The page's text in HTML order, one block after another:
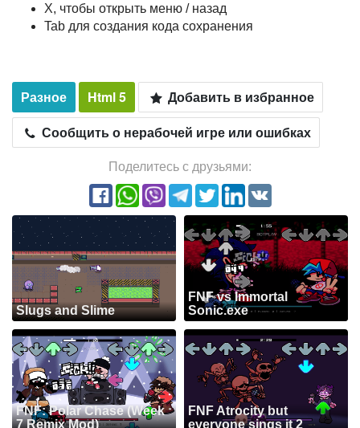
X, чтобы открыть меню / назад
Tab для создания кода сохранения
Разное Html 5
Добавить в избранное
Сообщить о нерабочей игре или ошибках
Поделитесь с друзьями:
Slugs and Slime
FNF vs Immortal
Sonic.exe
FNF: Polar Chase (Week
7 Remix Mod)
FNF Atrocity but
everyone sings it 2